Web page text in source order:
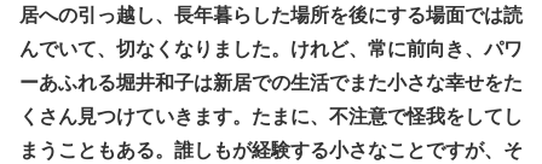
居への引っ越し、長年暮らした場所を後にする場面では読
んでいて、切なくなりました。けれど、常に前向き、パワ
ーあふれる堀井和子は新居での生活でまた小さな幸せをた
くさん見つけていきます。たまに、不注意で怪我をしてし
まうこともある。誰しもが経験する小さなことですが、そ